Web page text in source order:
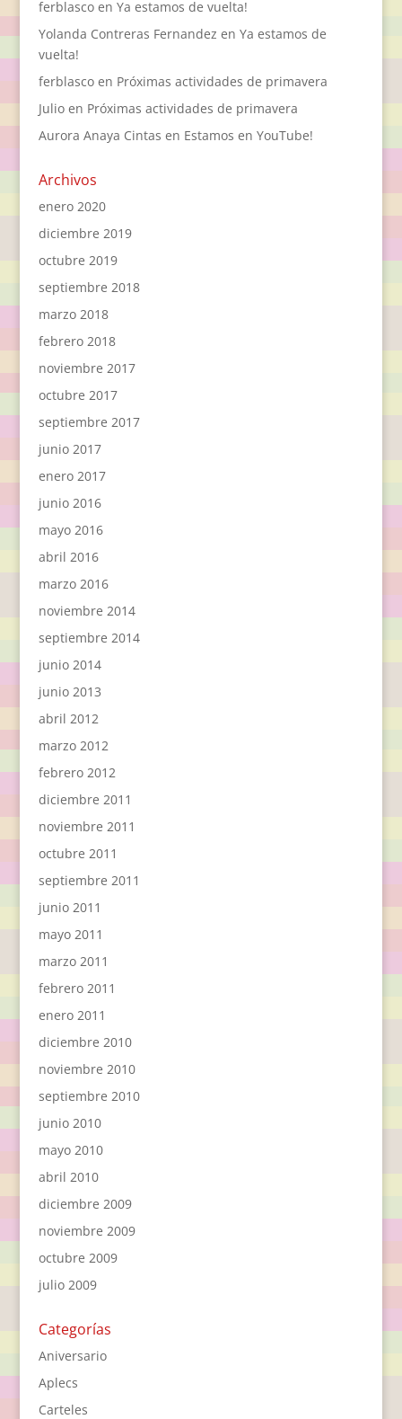
ferblascoen Ya estamos de vuelta!
Yolanda Contreras Fernandez en Ya estamos de
vuelta!
ferblascoen Próximas actividades de primavera
Julioen Próximas actividades de primavera
Aurora Anaya Cintas en Estamos en YouTube!
Archivos
enero 2020
diciembre 2019
octubre 2019
septiembre 2018
marzo 2018
febrero 2018
noviembre 2017
octubre 2017
septiembre 2017
junio 2017
enero 2017
junio 2016
mayo 2016
abril 2016
marzo 2016
noviembre 2014
septiembre 2014
junio 2014
junio 2013
abril 2012
marzo 2012
febrero 2012
diciembre 2011
noviembre 2011
octubre 2011
septiembre 2011
junio 2011
mayo 2011
marzo 2011
febrero 2011
enero 2011
diciembre 2010
noviembre 2010
septiembre 2010
junio 2010
mayo 2010
abril 2010
diciembre 2009
noviembre 2009
octubre 2009
julio 2009
Categorías
Aniversario
Aplecs
Carteles